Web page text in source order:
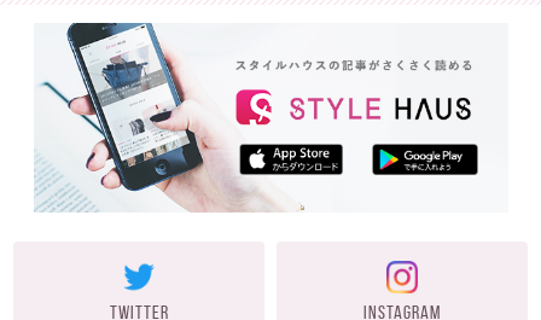
TWITTER INSTAGRAM